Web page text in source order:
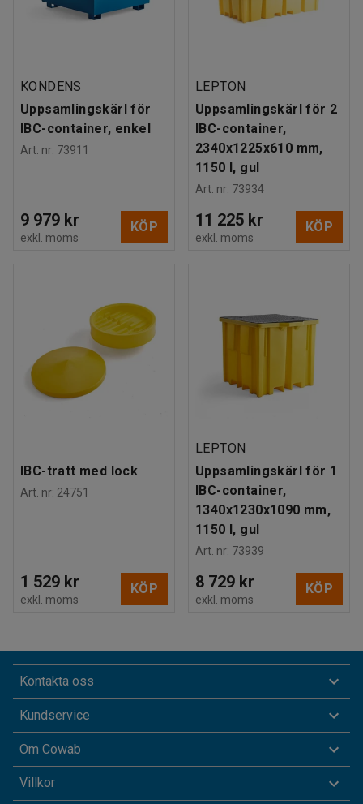
KONDENS
Uppsamlingskärl för
IBC-container, enkel
Art. nr: 73911
9 979 kr
exkl. moms
KÖP
LEPTON
Uppsamlingskärl för 2
IBC-container,
2340x1225x610 mm,
1150 l, gul
Art. nr: 73934
11 225 kr
exkl. moms
KÖP
IBC-tratt med lock
Art. nr: 24751
1 529 kr
exkl. moms
KÖP
LEPTON
Uppsamlingskärl för 1
IBC-container,
1340x1230x1090 mm,
1150 l, gul
Art. nr: 73939
8 729 kr
exkl. moms
KÖP
Kontakta oss
Kundservice
Om Cowab
Villkor